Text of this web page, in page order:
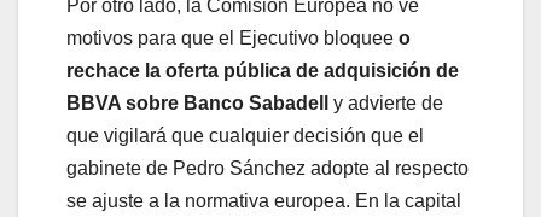
Por otro lado, la Comisión Europea no ve
motivos para que el Ejecutivo bloquee o
rechace la oferta pública de adquisición de
BBVA sobre Banco Sabadell
y advierte de
que vigilará que cualquier decisión que el
gabinete de Pedro Sánchez adopte al respecto
se ajuste a la normativa europea. En la capital